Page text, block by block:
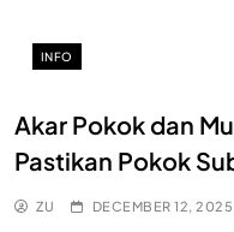
INFO
Akar Pokok dan
Pastikan Pokok
ZU DECEMBER 12, 2025